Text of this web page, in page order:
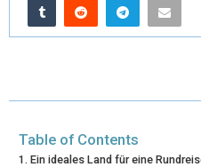
I
R
B
Table of Contents
Ein ideales Land für eine